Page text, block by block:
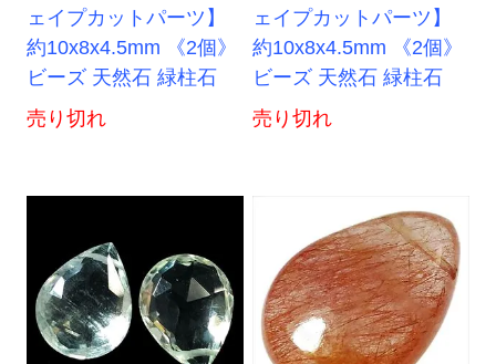
ェイプカットパーツ】
約10x8x4.5mm 《2個》
ビーズ 天然石 緑柱石
売り切れ
ェイプカットパーツ】
約10x8x4.5mm 《2個》
ビーズ 天然石 緑柱石
売り切れ